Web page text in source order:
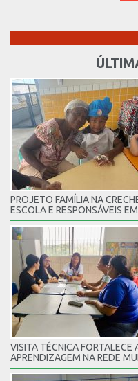
PROJETO FAMÍLIA NA
ESCOLA E RESPONSÁVEIS
VISITA TÉCNICA
APRENDIZAGEM NA REDE